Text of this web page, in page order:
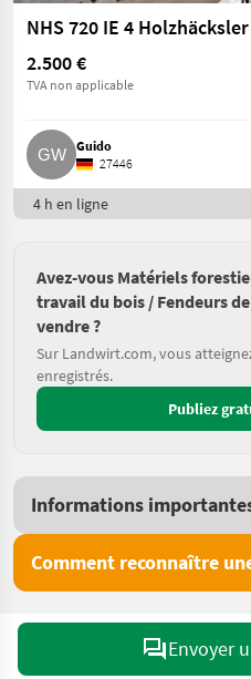
NHS 720 IE 4 Holzhäcksler
2.500 €
TVA non applicable
Guido
27446
4 h en ligne
Avez-vous Matériels
travail du bois / Fendeurs
vendre ?
Sur Landwirt.com, vous
enregistrés.
Publiez
Informations
Comment reconnaître
Envoyer